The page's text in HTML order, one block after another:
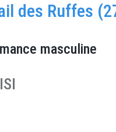
des Ruffes
masculine